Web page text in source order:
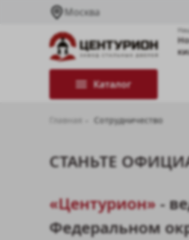
Москва
Каталог
Главная Сотрудничество
СТАНЬТЕ
«Центурион»-
Федеральном